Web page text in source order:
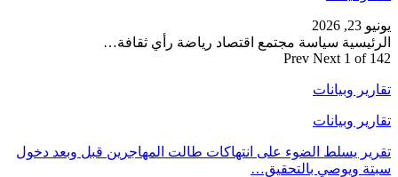
يونيو 23, 2026
الرئيسية سياسة مجتمع اقتصاد رياضة رأي ثقافة…
Prev Next 1 of 142
تقارير وبيانات
تقارير وبيانات
تقرير يسلط الضوء على انتهاكات طالت المهاجرين قبل وبعد دخول
سبتة ويوصي بالتحقيق…